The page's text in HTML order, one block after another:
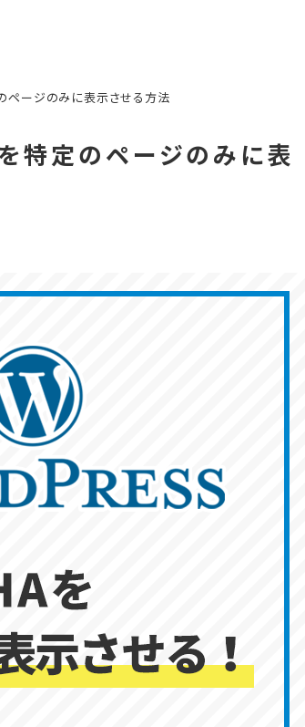
ページのみに表示させる方法
定のページのみに表